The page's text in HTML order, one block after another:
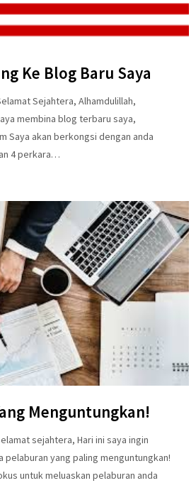
Ke Blog Baru Saya
Sejahtera, Alhamdulillah,
membina blog terbaru saya,
Saya akan berkongsi dengan anda
4 perkara…
Menguntungkan!
sejahtera, Hari ini saya ingin
pelaburan yang paling menguntungkan!
untuk meluaskan pelaburan anda